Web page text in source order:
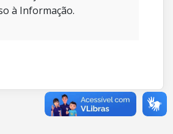
à Informação.